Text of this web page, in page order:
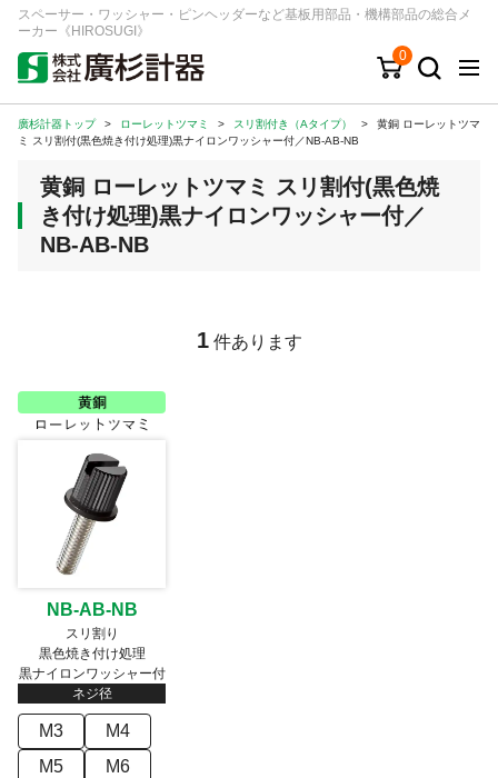
スペーサー・ワッシャー・ピンヘッダーなど基板用部品・機構部品の総合メ
ーカー《HIROSUGI》
0
キーワード 品番/シリーズ
商品カテゴリから探す
ジャンルから探す
シリーズから探す
ご利用ガイド
会社情報
廣杉計器トップ > ローレットツマミ > スリ割付き（Aタイプ） >
黄銅 ローレットツマ
ミ スリ割付(黒色焼き付け処理)黒ナイロンワッシャー付／NB-AB-NB
黄銅 ローレットツマミ スリ割付(黒色焼
き付け処理)黒ナイロンワッシャー付／
NB-AB-NB
1 件あります
NB-AB-NB
スリ割り
黒色焼き付け処理
黒ナイロンワッシャー付
ネジ径
M3
M4
M5
M6